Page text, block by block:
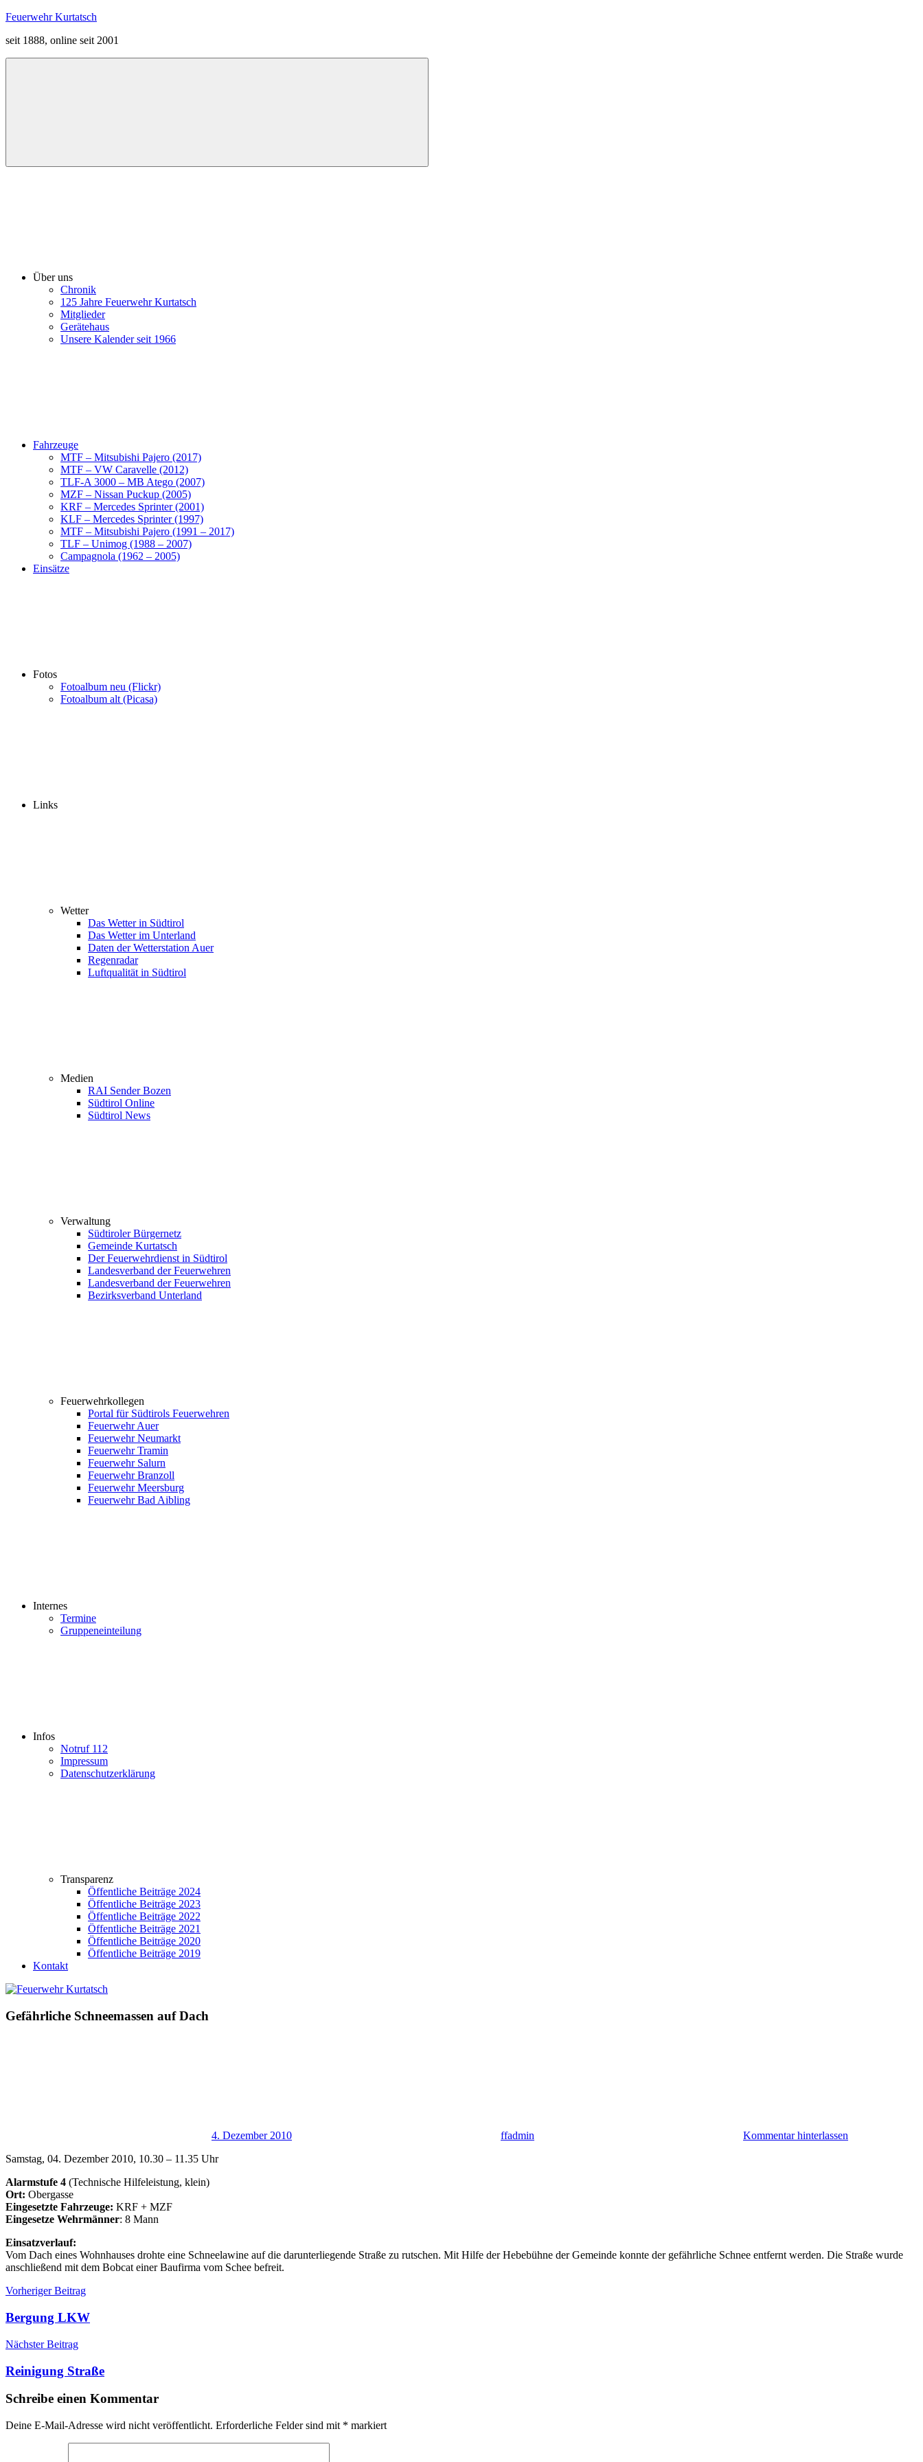
Zum
springen
Feuerwehr Kurtatsch
seit 1888, online seit 2001
Menü
Über uns
Chronik
125 Jahre Feuerwehr Kurtatsch
Mitglieder
Gerätehaus
Unsere Kalender seit 1966
Fahrzeuge
MTF – Mitsubishi Pajero (2017)
MTF – VW Caravelle (2012)
TLF-A 3000 – MB Atego (2007)
MZF – Nissan Puckup (2005)
KRF – Mercedes Sprinter (2001)
KLF – Mercedes Sprinter (1997)
MTF – Mitsubishi Pajero (1991 – 2017)
TLF – Unimog (1988 – 2007)
Campagnola (1962 – 2005)
Einsätze
Fotos
Fotoalbum neu (Flickr)
Fotoalbum alt (Picasa)
Links
Wetter
Das Wetter in Südtirol
Das Wetter im Unterland
Daten der Wetterstation Auer
Regenradar
Luftqualität in Südtirol
Medien
RAI Sender Bozen
Südtirol Online
Südtirol News
Verwaltung
Südtiroler Bürgernetz
Gemeinde Kurtatsch
Der Feuerwehrdienst in Südtirol
Landesverband der Feuerwehren
Landesverband der Feuerwehren
Bezirksverband Unterland
Feuerwehrkollegen
Portal für Südtirols Feuerwehren
Feuerwehr Auer
Feuerwehr Neumarkt
Feuerwehr Tramin
Feuerwehr Salurn
Feuerwehr Branzoll
Feuerwehr Meersburg
Feuerwehr Bad Aibling
Internes
Termine
Gruppeneinteilung
Infos
Notruf 112
Impressum
Datenschutzerklärung
Transparenz
Öffentliche Beiträge 2024
Öffentliche Beiträge 2023
Öffentliche Beiträge 2022
Öffentliche Beiträge 2021
Öffentliche Beiträge 2020
Öffentliche Beiträge 2019
Kontakt
Gefährliche Schneemassen auf Dach
4. Dezember 2010 ffadmin
Kommentar hinterlassen
Samstag, 04. Dezember 2010, 10.30 – 11.35 Uhr
Alarmstufe 4 (Technische Hilfeleistung, klein)
Ort: Obergasse
Eingesetzte Fahrzeuge: KRF + MZF
Eingesetze Wehrmänner: 8 Mann
Einsatzverlauf:
Vom Dach eines Wohnhauses drohte eine Schneelawine auf die darunterliegende Straße zu rutschen. Mit Hilfe der Hebebühne der Gemeinde konnte der gefährliche Schnee entfernt werden. Die Straße wurde
anschließend mit dem Bobcat einer Baufirma vom Schee befreit.
Einsätze
EinsatzSchnee
Beitragsnavigation
Vorheriger Beitrag
Bergung LKW
Nächster Beitrag
Reinigung Straße
Schreibe einen Kommentar
Deine E-Mail-Adresse wird nicht veröffentlicht. Erforderliche Felder sind mit * markiert